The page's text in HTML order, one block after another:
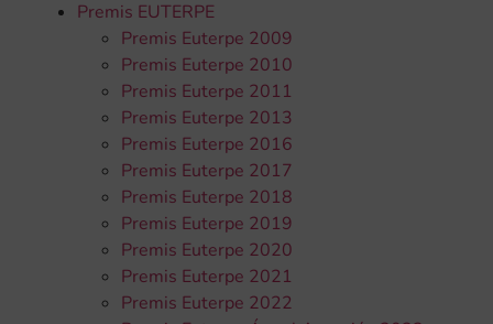
Premis EUTERPE
Premis Euterpe 2009
Premis Euterpe 2010
Premis Euterpe 2011
Premis Euterpe 2013
Premis Euterpe 2016
Premis Euterpe 2017
Premis Euterpe 2018
Premis Euterpe 2019
Premis Euterpe 2020
Premis Euterpe 2021
Premis Euterpe 2022